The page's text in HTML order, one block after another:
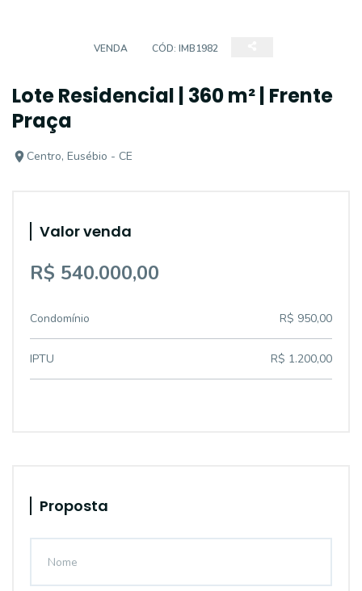
VENDA CÓD: IMB1982
Lote Residencial | 360 m² | Frente
Praça
Centro, Eusébio - CE
Valor venda
R$ 540.000,00
Condomínio R$ 950,00
IPTU R$ 1.200,00
Proposta